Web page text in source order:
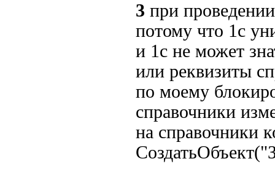
3 при
потому что 1с
и 1с не может
или реквизиты
по моему
справочники
на справочники